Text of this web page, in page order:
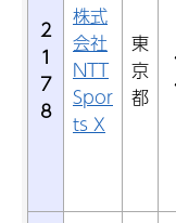
2
1
7
8
株式
会社
NTT
Spor
ts X
東
京
都